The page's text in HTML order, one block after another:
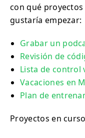
con qué
gustaría empezar:
Grabar un
Revisión de
Lista de control
Vacaciones en
Plan de
Proyectos en